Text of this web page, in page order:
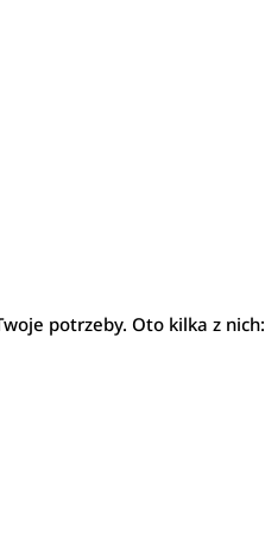
potrzeby. Oto kilka z nich: